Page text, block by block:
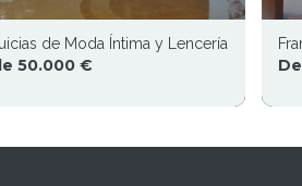
de Moda Íntima y Lencería
50.000 €